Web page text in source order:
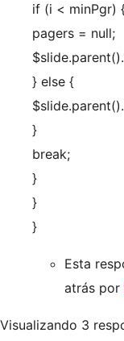
if (i < minPgr)
pagers = null;
} else {
}
break;
}
}
}
Esta
atrás por
Visualizando 3